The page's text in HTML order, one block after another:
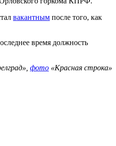
вакантным после того, как
время должность
фото «Красная строка»